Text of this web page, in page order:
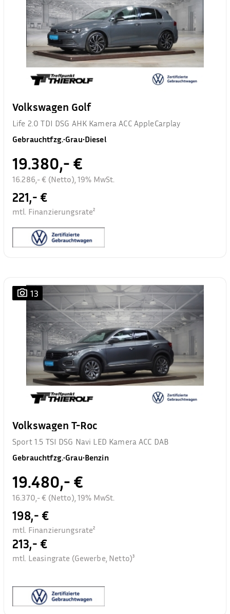
Volkswagen Golf
Life 2.0 TDI DSG AHK Kamera ACC AppleCarplay
Gebrauchtfzg.•Grau•Diesel
19.380,- €
16.286,- € (Netto), 19% MwSt.
221,- €
mtl. Finanzierungsrate²
13
Volkswagen T-Roc
Sport 1.5 TSI DSG Navi LED Kamera ACC DAB
Gebrauchtfzg.•Grau•Benzin
19.480,- €
16.370,- € (Netto), 19% MwSt.
198,- €
mtl. Finanzierungsrate²
213,- €
mtl. Leasingrate (Gewerbe, Netto)³